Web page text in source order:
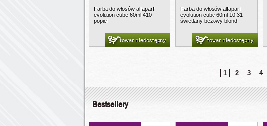
Farba do włosów alfaparf
evolution cube 60ml 410
popiel
towar niedostępny
Farba do włosów alfaparf
evolution cube 60ml 10,31
świetlany beżowy blond
towar niedostępny
1 2 3 4
Bestsellery